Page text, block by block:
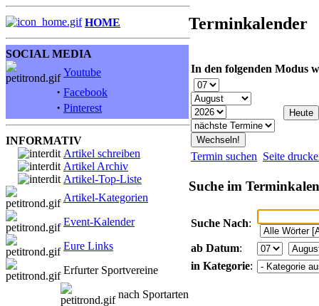
HOME
SOCIAL MEDIA
Youtube
· Facebook
· Pinterest
INFORMATIV
Artikel schreiben
Artikel Archiv
Artikel-Top-Liste
Artikel-Kategorien
Event-Kalender
Eure Links
Erfurter Sportvereine
nach Sportarten
Terminkalender
In den folgenden Modus
Termin suchen Seite
Suche im
Suche Nach:
ab Datum:
in Kategorie: